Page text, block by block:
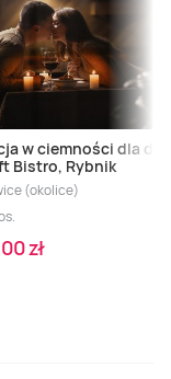
w ciemności dla
Bistro, Rybnik
(okolice)
zł